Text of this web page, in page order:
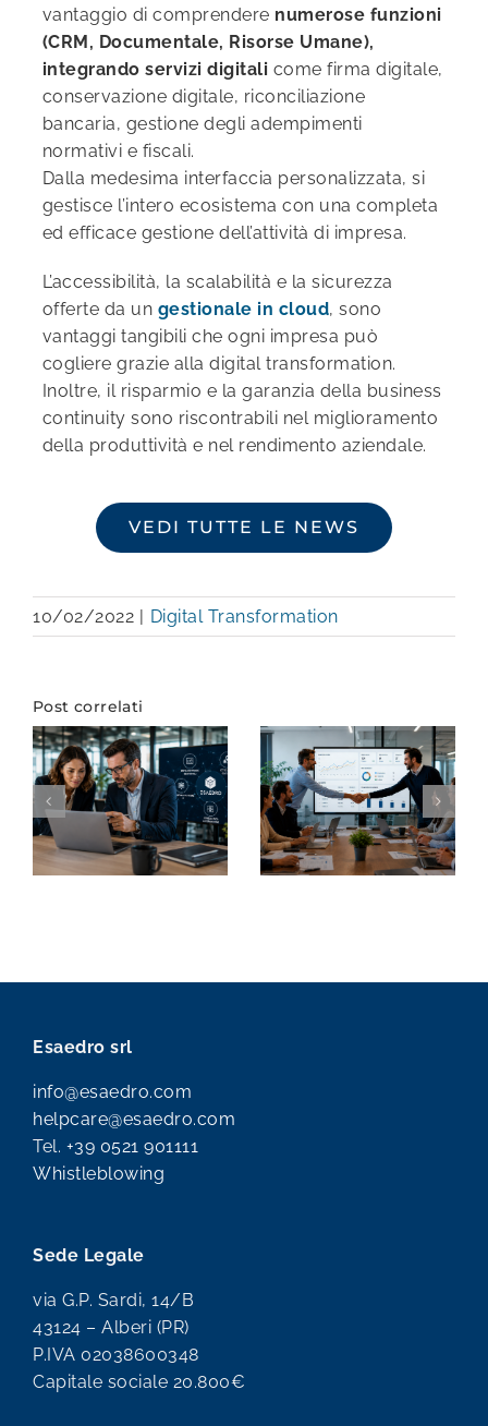
vantaggio di comprendere numerose funzioni
(CRM, Documentale, Risorse Umane),
integrando servizi digitali come firma digitale,
conservazione digitale, riconciliazione
bancaria, gestione degli adempimenti
normativi e fiscali.
Dalla medesima interfaccia personalizzata, si
gestisce l’intero ecosistema con una completa
ed efficace gestione dell’attività di impresa.
L’accessibilità, la scalabilità e la sicurezza
offerte da un gestionale in cloud, sono
vantaggi tangibili che ogni impresa può
cogliere grazie alla digital transformation.
Inoltre, il risparmio e la garanzia della business
continuity sono riscontrabili nel miglioramento
della produttività e nel rendimento aziendale.
VEDI TUTTE LE NEWS
10/02/2022 Digital Transformation
Post correlati
Esaedro e
Vicsam
Group: una
sinergia che
rafforza il
futuro
digitale delle
Esaedro
entra nel
Vicsam: una
nuova
energia per il
tuo business
Esaedro srl
info@esaedro.com
helpcare@esaedro.com
Tel. +39 0521 901111
Whistleblowing
Sede Legale
via G.P. Sardi, 14/B
43124 – Alberi (PR)
P.IVA 02038600348
Capitale sociale 20.800€